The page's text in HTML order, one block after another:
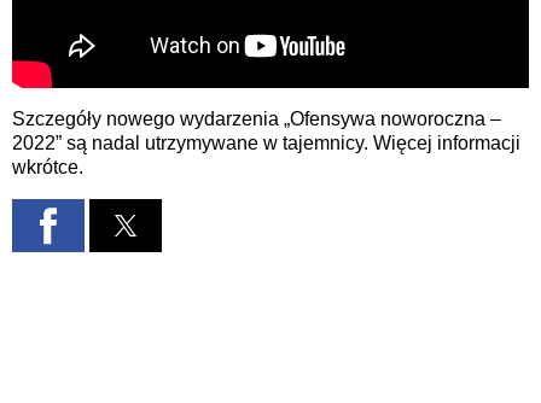
Szczegóły nowego wydarzenia „Ofensywa noworoczna –
2022” są nadal utrzymywane w tajemnicy. Więcej informacji
wkrótce.